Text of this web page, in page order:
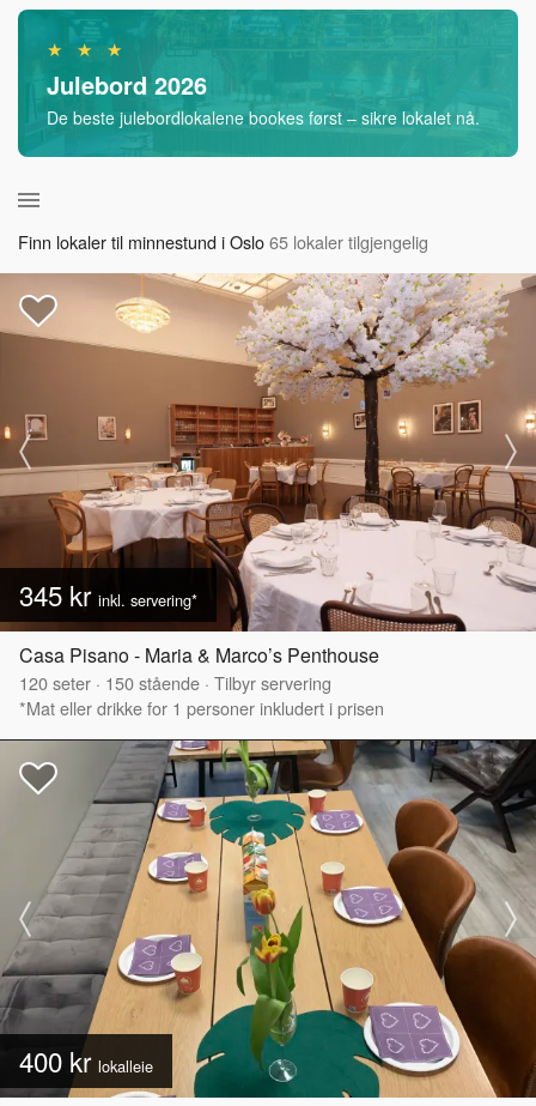
★ ★ ★
Julebord 2026
De beste julebordlokalene bookes først – sikre lokalet nå.
Finn lokaler til minnestund i Oslo65 lokaler tilgjengelig
345 kr inkl. servering*
Casa Pisano - Maria & Marco’s Penthouse
120seter · 150stående · Tilbyr servering
*Mat eller drikke for 1 personer inkludert i prisen
400 kr lokalleie